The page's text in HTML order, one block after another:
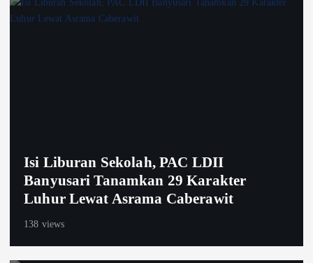
Isi Liburan Sekolah, PAC LDII
Banyusari Tanamkan 29 Karakter
Luhur Lewat Asrama Caberawit
138 views